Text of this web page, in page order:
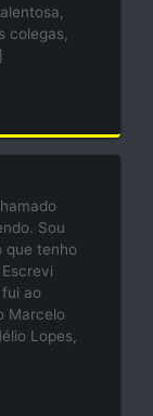
colegas,
Sou
que tenho
ao
Marcelo
Lopes,